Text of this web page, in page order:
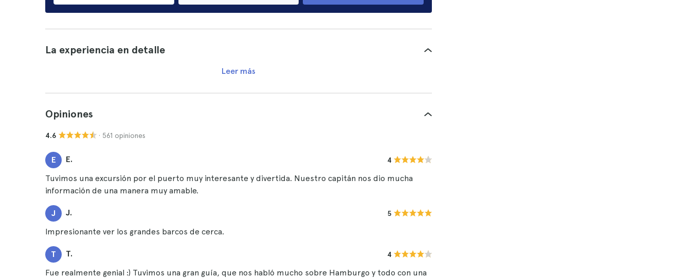
La experiencia en detalle
Leer más
Opiniones
4.6 · 561 opiniones
E E. 4
Tuvimos una excursión por el puerto muy interesante y divertida. Nuestro capitán nos dio mucha
información de una manera muy amable.
J J. 5
Impresionante ver los grandes barcos de cerca.
T T. 4
Fue realmente genial :) Tuvimos una gran guía, que nos habló mucho sobre Hamburgo y todo con una